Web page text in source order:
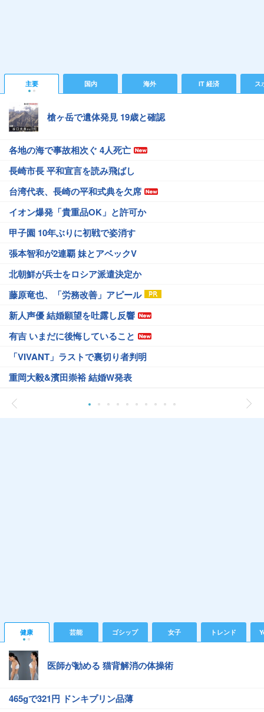
主要 国内 海外 IT 経済 ス
槍ヶ岳で遺体発見 19歳と確認
各地の海で事故相次ぐ 4人死亡
長崎市長 平和宣言を読み飛ばし
台湾代表、長崎の平和式典を欠席
イオン爆発「貴重品OK」と許可か
甲子園 10年ぶりに初戦で姿消す
張本智和が2連覇 妹とアベックV
北朝鮮が兵士をロシア派遣決定か
藤原竜也、「労務改善」アピール
新人声優 結婚願望を吐露し反響
有吉 いまだに後悔していること
「VIVANT」ラストで裏切り者判明
重岡大毅&濱田崇裕 結婚W発表
健康 芸能 ゴシップ 女子 トレンド
医師が勧める 猫背解消の体操術
465gで321円 ドンキプリン品薄